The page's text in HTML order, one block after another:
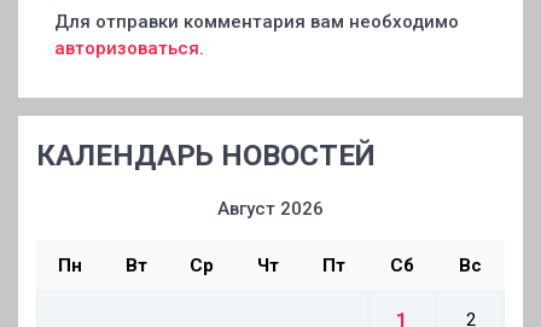
Для отправки комментария вам необходимо
авторизоваться.
КАЛЕНДАРЬ НОВОСТЕЙ
Август 2026
Пн Вт Ср Чт Пт Сб Вс
1 2